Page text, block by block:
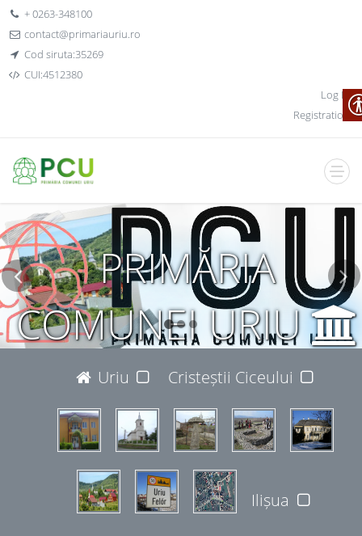
+ 0263-348100
contact@primariauriu.ro
Cod siruta:35269
CUI:4512380
Log In
Registration
PRIMĂRIA
COMUNEI URIU
JUDEȚUL BISTRIȚA-NĂSĂUD 427365
Uriu Cristeștii Ciceului
Ilișua